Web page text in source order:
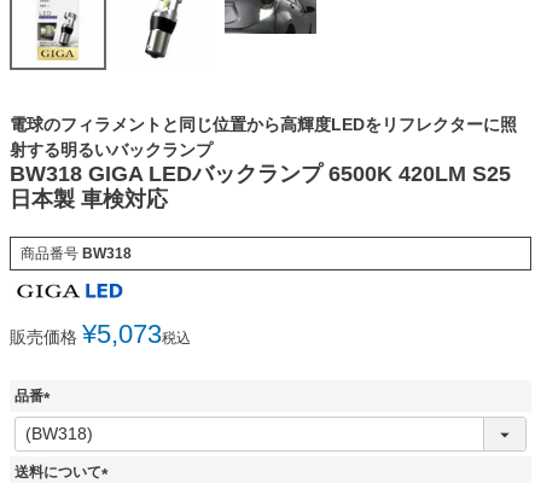
電球のフィラメントと同じ位置から高輝度LEDをリフレクターに照
射する明るいバックランプ
BW318 GIGA LEDバックランプ 6500K 420LM S25
日本製 車検対応
商品番号 BW318
販売価格 ¥5,073税込
品番
(
必
須
送料について